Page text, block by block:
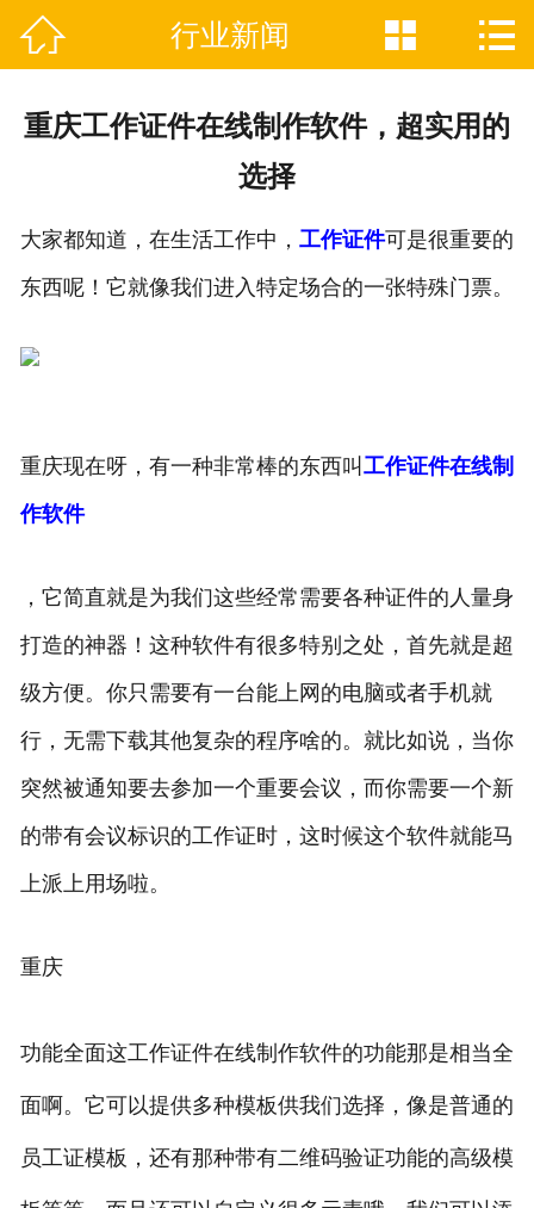
网站首页
联系我们
 行业新闻  
重庆工作证件在线制作软件，超实用的
选择
大家都知道，在生活工作中， 工作证件可是很重要的
东西呢！它就像我们进入特定场合的一张特殊门票。
重庆现在呀，有一种非常棒的东西叫 工作证件在线制
作软件
，它简直就是为我们这些经常需要各种证件的人量身
打造的神器！这种软件有很多特别之处，首先就是超
级方便。你只需要有一台能上网的电脑或者手机就
行，无需下载其他复杂的程序啥的。就比如说，当你
突然被通知要去参加一个重要会议，而你需要一个新
的带有会议标识的工作证时，这时候这个软件就能马
上派上用场啦。
重庆
功能全面这工作证件在线制作软件的功能那是相当全
面啊。它可以提供多种模板供我们选择，像是普通的
员工证模板，还有那种带有二维码验证功能的高级模